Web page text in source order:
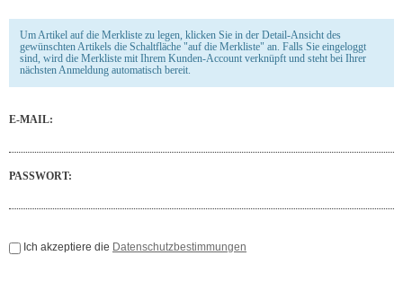
Um Artikel auf die Merkliste zu legen, klicken Sie in der Detail-Ansicht des
gewünschten Artikels die Schaltfläche "auf die Merkliste" an. Falls Sie eingeloggt
sind, wird die Merkliste mit Ihrem Kunden-Account verknüpft und steht bei Ihrer
nächsten Anmeldung automatisch bereit.
E-MAIL:
PASSWORT:
Ich akzeptiere die Datenschutzbestimmungen